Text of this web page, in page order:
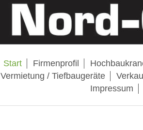
Start Firmenprofil
Vermietung / Tiefbaugeräte
Impressum